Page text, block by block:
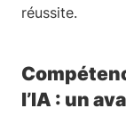
réussite.
l’IA : un